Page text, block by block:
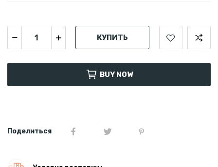
КУПИТЬ
BUY NOW
Поделиться